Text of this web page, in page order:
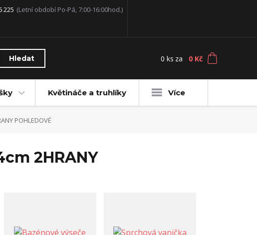
Hledat
225 (Letní období Po-Pá, 7:00-16:00hod.)
0 ks za 0 Kč
Květináče a truhlíky Více
POHLEDOVÉ
2HRANY